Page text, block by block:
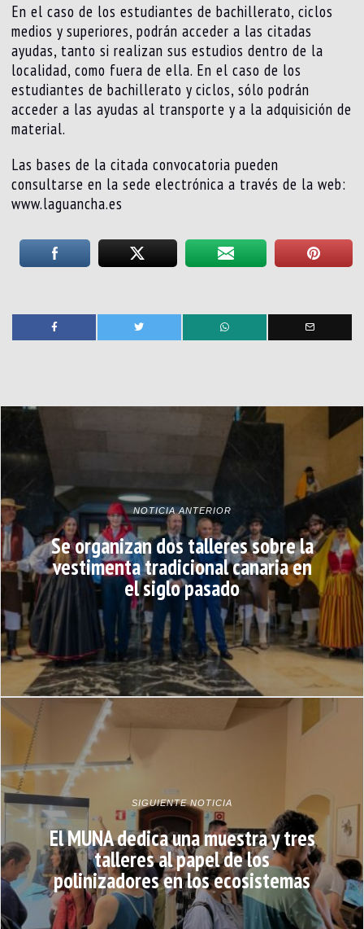
En el caso de los estudiantes de bachillerato, ciclos
medios y superiores, podrán acceder a las citadas
ayudas, tanto si realizan sus estudios dentro de la
localidad, como fuera de ella. En el caso de los
estudiantes de bachillerato y ciclos, sólo podrán
acceder a las ayudas al transporte y a la adquisición de
material.
Las bases de la citada convocatoria pueden
consultarse en la sede electrónica a través de la web:
www.laguancha.es
NOTICIA ANTERIOR
Se organizan dos talleres sobre la
vestimenta tradicional canaria en
el siglo pasado
SIGUIENTE NOTICIA
El MUNA dedica una muestra y tres
talleres al papel de los
polinizadores en los ecosistemas